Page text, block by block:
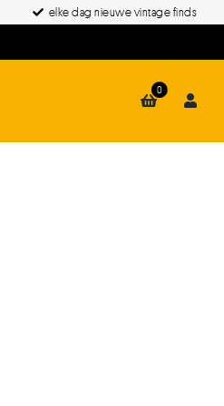
elke dag nieuwe vintage finds
0